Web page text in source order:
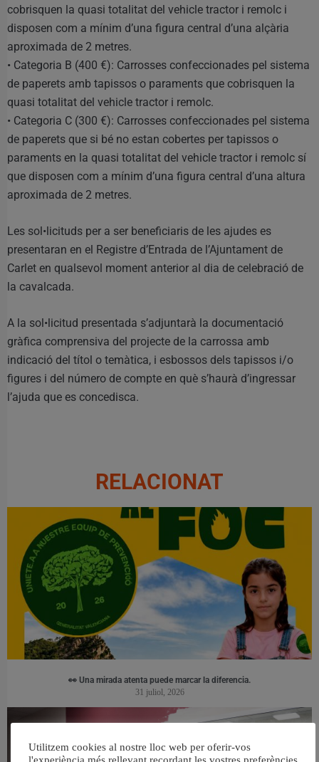
cobrisquen la quasi totalitat del vehicle tractor i remolc i
disposen com a mínim d’una figura central d’una alçària
aproximada de 2 metres.
• Categoria B (400 €): Carrosses confeccionades pel sistema
de paperets amb tapissos o paraments que cobrisquen la
quasi totalitat del vehicle tractor i remolc.
• Categoria C (300 €): Carrosses confeccionades pel sistema
de paperets que si bé no estan cobertes per tapissos o
paraments en la quasi totalitat del vehicle tractor i remolc sí
que disposen com a mínim d’una figura central d’una altura
aproximada de 2 metres.
Les sol•licituds per a ser beneficiaris de les ajudes es
presentaran en el Registre d’Entrada de l’Ajuntament de
Carlet en qualsevol moment anterior al dia de celebració de
la cavalcada.
A la sol•licitud presentada s’adjuntarà la documentació
gràfica comprensiva del projecte de la carrossa amb
indicació del títol o temàtica, i esbossos dels tapissos i/o
figures i del número de compte en què s’haurà d’ingressar
l’ajuda que es concedisca.
RELACIONAT
👀 Una mirada atenta puede marcar la diferencia.
31 juliol, 2026
Utilitzem cookies al nostre lloc web per oferir-vos